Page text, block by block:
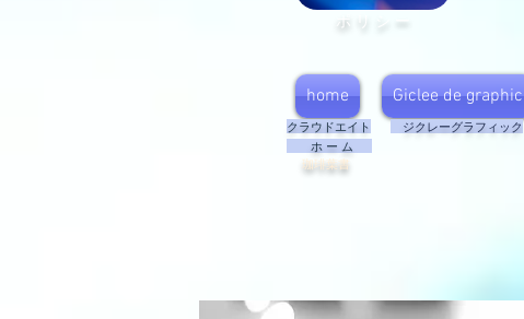
​ ポ リ シ ー
home Giclee de graphic
​クラウドエイト
​ ホ ー ム
​ ジクレーグラフィック
​ 珈琲葉書